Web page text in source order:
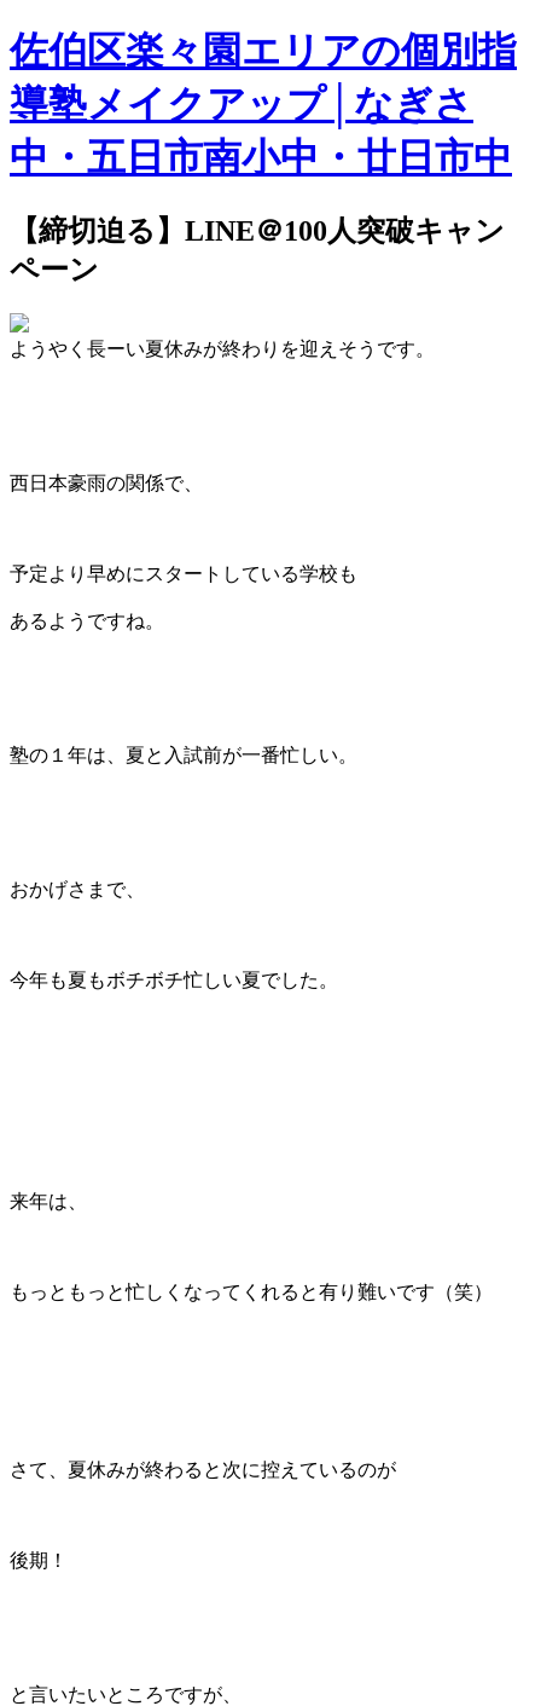
佐伯区楽々園エリアの個別指
導塾メイクアップ│なぎさ
中・五日市南小中・廿日市中
【締切迫る】LINE＠100人突破キャン
ペーン
ようやく長ーい夏休みが終わりを迎えそうです。
西日本豪雨の関係で、
予定より早めにスタートしている学校も
あるようですね。
塾の１年は、夏と入試前が一番忙しい。
おかげさまで、
今年も夏もボチボチ忙しい夏でした。
来年は、
もっともっと忙しくなってくれると有り難いです（笑）
さて、夏休みが終わると次に控えているのが
後期！
と言いたいところですが、